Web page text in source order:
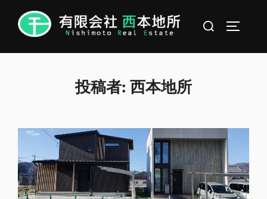
検
対
投稿者: 西本地所